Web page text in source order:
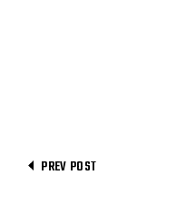
PREV POST